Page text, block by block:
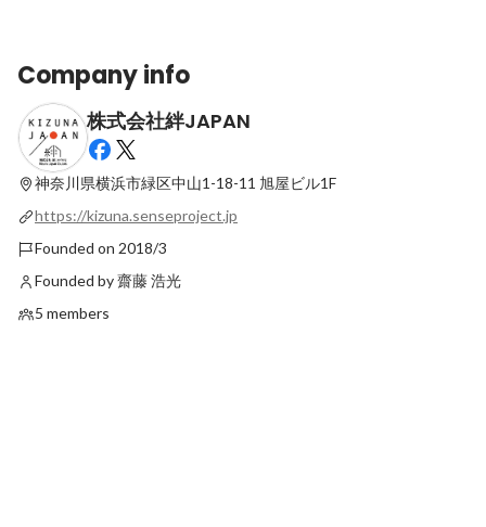
🏠 営業トークを、もっと“伝わる”カタチ
に。
Latest
Company info
株式会社絆JAPAN
神奈川県横浜市緑区中山1-18-11 旭屋ビル1F
https://kizuna.senseproject.jp
Founded on 2018/3
Founded by 齋藤 浩光
5 members